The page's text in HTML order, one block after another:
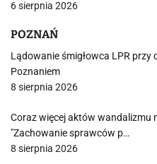
6 sierpnia 2026
POZNAŃ
Lądowanie śmigłowca LPR
Poznaniem
8 sierpnia 2026
Coraz więcej aktów wandalizmu
"Zachowanie sprawców p…
8 sierpnia 2026